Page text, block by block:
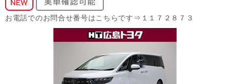
お電話でのお問合せ番号はこちらです⇒１１７２８７３